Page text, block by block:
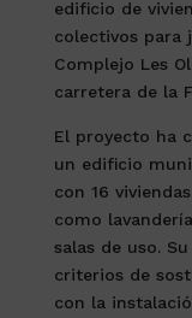
edificio de
colectivos para
Complejo Les
carretera de la
El proyecto ha
un edificio
con 16
como
salas de uso.
criterios de
con la